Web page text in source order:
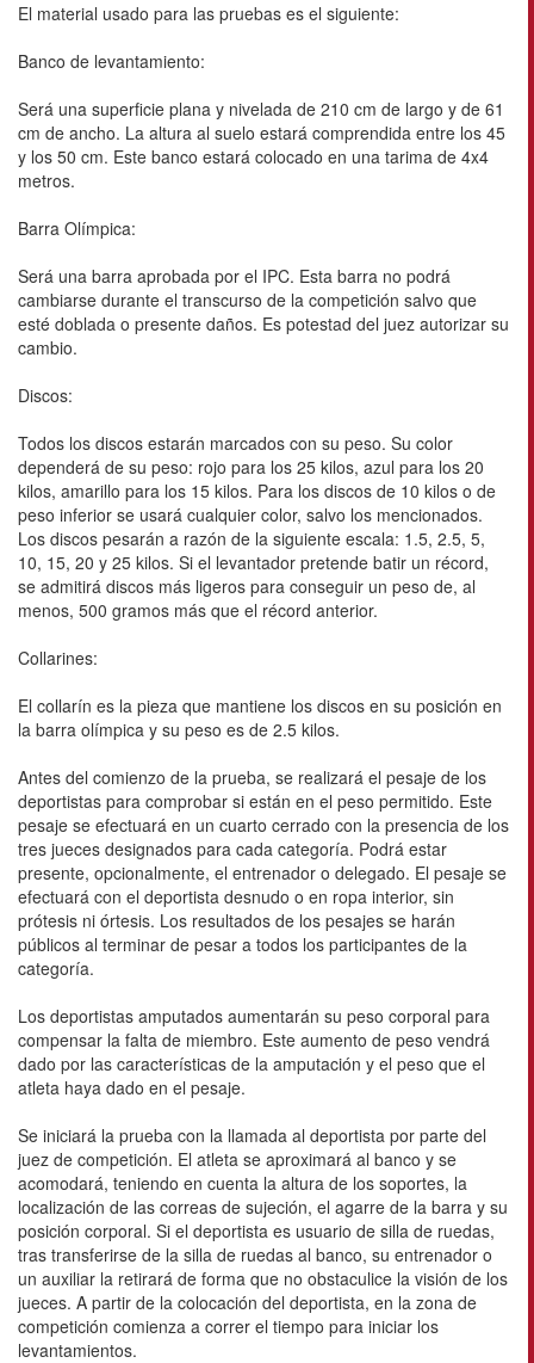
El material usado para las pruebas es el siguiente:
Banco de levantamiento:
Será una superficie plana y nivelada de 210 cm de largo y de 61
cm de ancho. La altura al suelo estará comprendida entre los 45
y los 50 cm. Este banco estará colocado en una tarima de 4x4
metros.
Barra Olímpica:
Será una barra aprobada por el IPC. Esta barra no podrá
cambiarse durante el transcurso de la competición salvo que
esté doblada o presente daños. Es potestad del juez autorizar su
cambio.
Discos:
Todos los discos estarán marcados con su peso. Su color
dependerá de su peso: rojo para los 25 kilos, azul para los 20
kilos, amarillo para los 15 kilos. Para los discos de 10 kilos o de
peso inferior se usará cualquier color, salvo los mencionados.
Los discos pesarán a razón de la siguiente escala: 1.5, 2.5, 5,
10, 15, 20 y 25 kilos. Si el levantador pretende batir un récord,
se admitirá discos más ligeros para conseguir un peso de, al
menos, 500 gramos más que el récord anterior.
Collarines:
El collarín es la pieza que mantiene los discos en su posición en
la barra olímpica y su peso es de 2.5 kilos.
Antes del comienzo de la prueba, se realizará el pesaje de los
deportistas para comprobar si están en el peso permitido. Este
pesaje se efectuará en un cuarto cerrado con la presencia de los
tres jueces designados para cada categoría. Podrá estar
presente, opcionalmente, el entrenador o delegado. El pesaje se
efectuará con el deportista desnudo o en ropa interior, sin
prótesis ni órtesis. Los resultados de los pesajes se harán
públicos al terminar de pesar a todos los participantes de la
categoría.
Los deportistas amputados aumentarán su peso corporal para
compensar la falta de miembro. Este aumento de peso vendrá
dado por las características de la amputación y el peso que el
atleta haya dado en el pesaje.
Se iniciará la prueba con la llamada al deportista por parte del
juez de competición. El atleta se aproximará al banco y se
acomodará, teniendo en cuenta la altura de los soportes, la
localización de las correas de sujeción, el agarre de la barra y su
posición corporal. Si el deportista es usuario de silla de ruedas,
tras transferirse de la silla de ruedas al banco, su entrenador o
un auxiliar la retirará de forma que no obstaculice la visión de los
jueces. A partir de la colocación del deportista, en la zona de
competición comienza a correr el tiempo para iniciar los
levantamientos.